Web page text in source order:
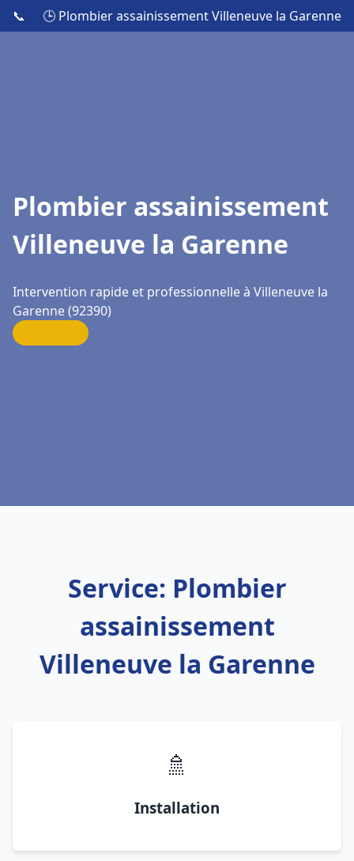
📞 🕒 Plombier assainissement Villeneuve la Garenne
Plombier assainissement
Villeneuve la Garenne
Intervention rapide et professionnelle à Villeneuve la
Garenne (92390)
Service: Plombier
assainissement
Villeneuve la Garenne
🚿
Installation